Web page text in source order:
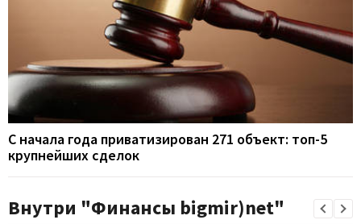
С начала года приватизирован 271 объект: топ-5
крупнейших сделок
Внутри "Финансы bigmir)net"